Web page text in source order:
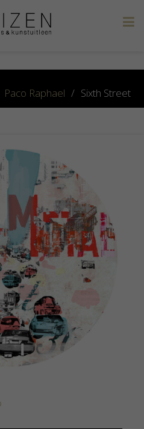
Paco Raphael / Sixth Street